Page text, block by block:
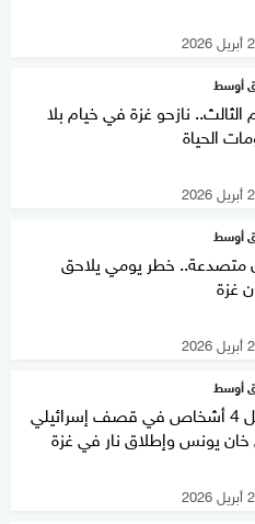
أوسط
الثالث.. نازحو غزة في خيام بلا
الحياة
أوسط
متصدعة.. خطر يومي يلاحق
غزة
أوسط
مقتل 4 أشخاص في قصف إسرائيلي
يونس وإطلاق نار في غزة